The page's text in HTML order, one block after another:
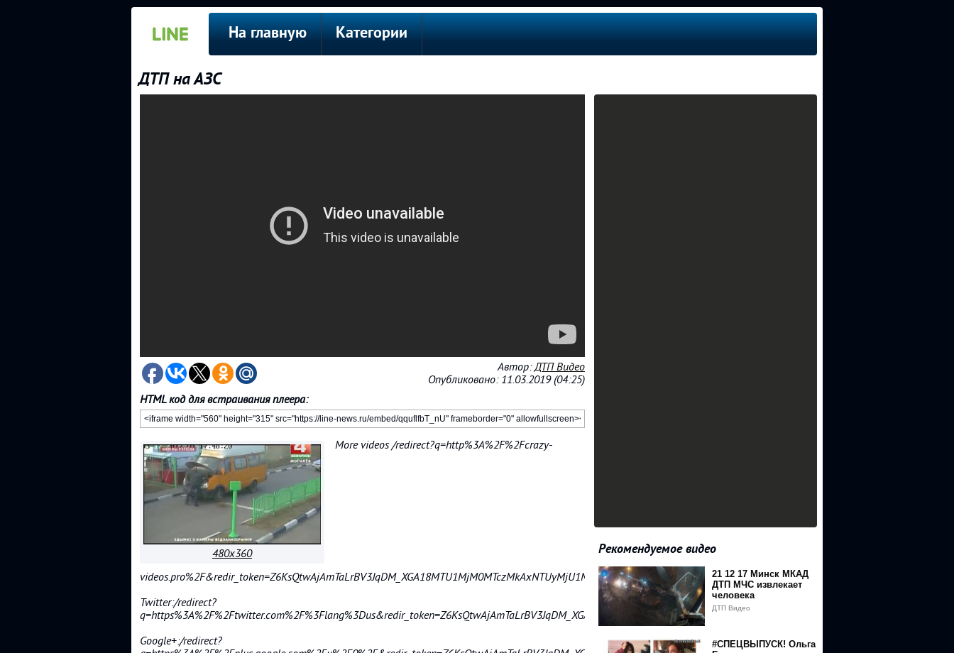
На главную Категории
ДТП на АЗС
Автор:ДТП Видео
Опубликовано: 11.03.2019 (04:25)
HTML код для встраивания плеера:
480x360
More videos /redirect?q=http%3A%2F%2Fcrazy-
videos.pro%2F&redir_token=Z6KsQtwAjAmTaLrBV3JqDM_XGA18MTU1MjM0MTczMkAxNTUyMjU1MzMy&v=qquflfbT_nU&event=video_description
Twitter:/redirect?
Google+:/redirect?
Рекомендуемое видео
21 12 17 Минск МКАД
ДТП МЧС извлекает
человека
ДТП Видео
#СПЕЦВЫПУСК! Ольга